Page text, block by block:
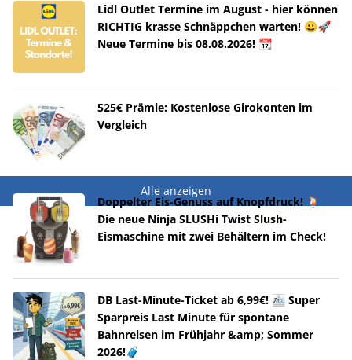
Lidl Outlet Termine im August - hier können
RICHTIG krasse Schnäppchen warten! 😀🚀
Neue Termine bis 08.08.2026! 📆
525€ Prämie: Kostenlose Girokonten im
Vergleich
Alle anzeigen
Doppelter Eis-Genuss auf Knopfdruck! 🍹
Die neue Ninja SLUSHi Twist Slush-
Eismaschine mit zwei Behältern im Check!
DB Last-Minute-Ticket ab 6,99€! 🚈 Super
Sparpreis Last Minute für spontane
Bahnreisen im Frühjahr &amp; Sommer
2026!🧳